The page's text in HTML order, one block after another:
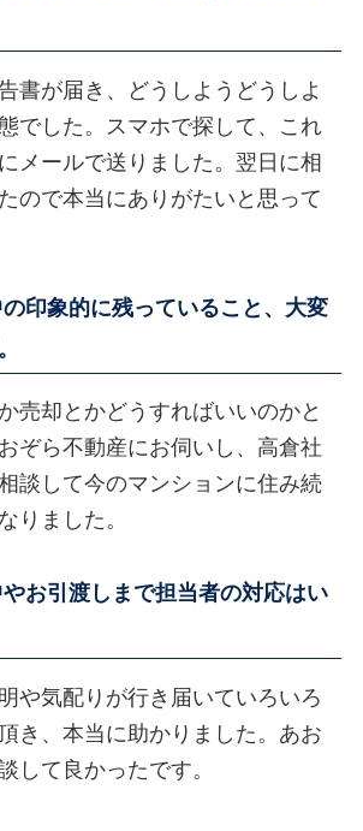
書が届き、どうしようどうしよ
でした。スマホで探して、これ
メールで送りました。翌日に相
ので本当にありがたいと思って
印象的に残っていること、大変
売却とかどうすればいいのかと
ぞら不動産にお伺いし、高倉社
談して今のマンションに住み続
りました。
お引渡しまで担当者の対応はい
や気配りが行き届いていろいろ
き、本当に助かりました。あお
して良かったです。